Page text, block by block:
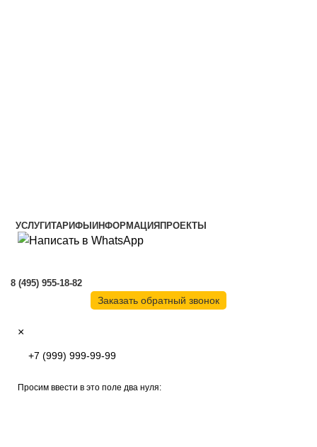
УСЛУГИТАРИФЫИНФОРМАЦИЯПРОЕКТЫ
8 (495) 955-18-82
Заказать обратный звонок
×
Просим ввести в это поле два нуля: